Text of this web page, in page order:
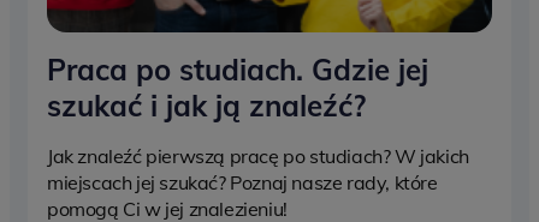
Praca po studiach. Gdzie jej
szukać i jak ją znaleźć?
Jak znaleźć pierwszą pracę po studiach? W jakich
miejscach jej szukać? Poznaj nasze rady, które
pomogą Ci w jej znalezieniu!